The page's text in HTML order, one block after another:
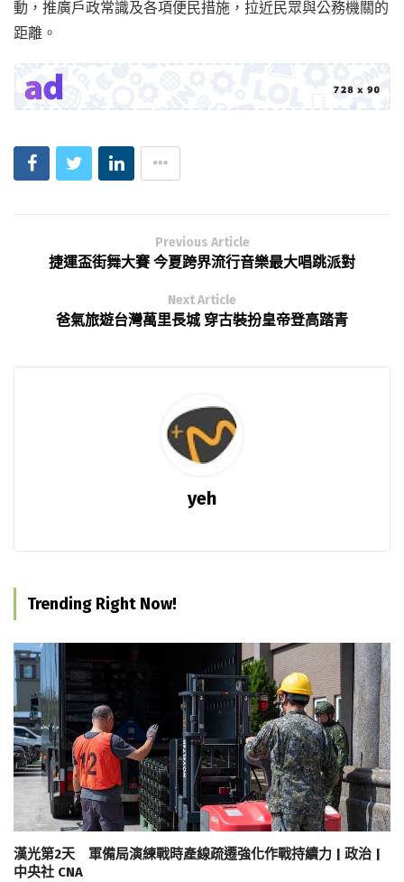
動，推廣戶政常識及各項便民措施，拉近民眾與公務機關的
距離。
Previous Article
捷運盃街舞大賽 今夏跨界流行音樂最大唱跳派對
Next Article
爸氣旅遊台灣萬里長城 穿古裝扮皇帝登高踏青
yeh
Trending Right Now!
漢光第2天 軍備局演練戰時產線疏遷強化作戰持續力 | 政治 |
中央社 CNA